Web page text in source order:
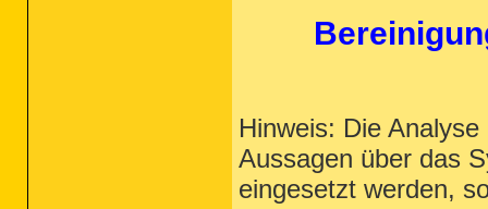
Hinweis: Die
Aussagen über das
eingesetzt werden,